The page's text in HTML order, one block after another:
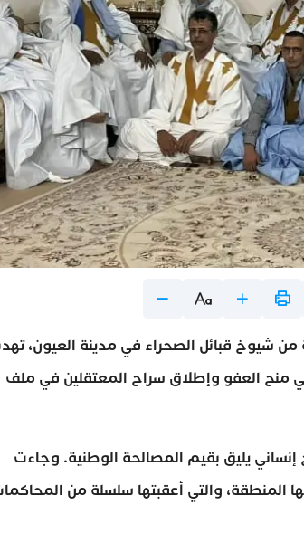
شيوخ قبائل الصحراء في مدينة العيون،
منح العفو وإطلاق سراح المعتقلين في ملف
يليق بقيم المصالحة الوطنية. وجاءت
والتي أعقبتها سلسلة من